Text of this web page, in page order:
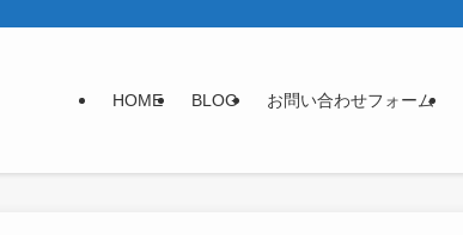
HOME BLOG お問い合わせフォーム